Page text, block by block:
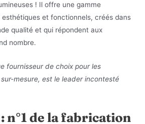
! Il offre une gamme
et fonctionnels, créés dans
qualité et qui répondent aux
nombre.
fournisseur de choix pour les
mesure, est le leader incontesté
n°1 de la fabrication